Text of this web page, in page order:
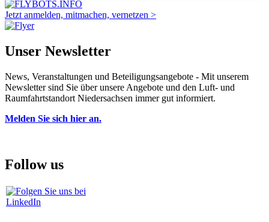
Jetzt anmelden, mitmachen, vernetzen >
Unser Newsletter
News, Veranstaltungen und Beteiligungsangebote - Mit unserem
Newsletter sind Sie über unsere Angebote und den Luft- und
Raumfahrtstandort Niedersachsen immer gut informiert.
Melden Sie sich hier an.
Follow us